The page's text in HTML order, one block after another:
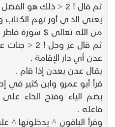
يعني الذي أورثهم الكتاب
من الله تعالى $ سورة فاطر 33 - 35 $ .
عدن أي دار الإقامة .
يقال عدن يعدن إذا قام .
قرأ أبو عمرو وابن كثير في
بضم الياء وفتح الخاء
فاعله .
وقرأ الباقون ^ يدخلونها